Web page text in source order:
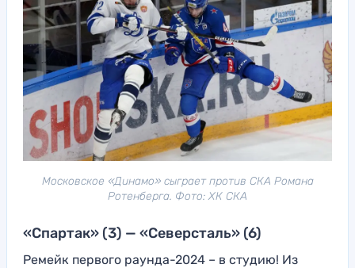
Московское «Динамо» сыграет против СКА Романа
Ротенберга. Фото: ХК СКА
«Спартак» (3) — «Северсталь» (6)
Ремейк первого раунда-2024 – в студию! Из